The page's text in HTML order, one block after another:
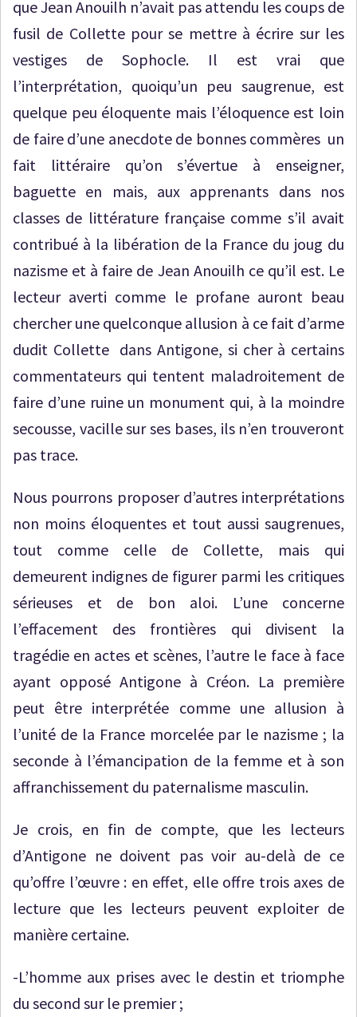
que Jean Anouilh n’avait pas attendu les coups de
fusil de Collette pour se mettre à écrire sur les
vestiges de Sophocle. Il est vrai que
l’interprétation, quoiqu’un peu saugrenue, est
quelque peu éloquente mais l’éloquence est loin
de faire d’une anecdote de bonnes commères un
fait littéraire qu’on s’évertue à enseigner,
baguette en mais, aux apprenants dans nos
classes de littérature française comme s’il avait
contribué à la libération de la France du joug du
nazisme et à faire de Jean Anouilh ce qu’il est. Le
lecteur averti comme le profane auront beau
chercher une quelconque allusion à ce fait d’arme
dudit Collette dans Antigone, si cher à certains
commentateurs qui tentent maladroitement de
faire d’une ruine un monument qui, à la moindre
secousse, vacille sur ses bases, ils n’en trouveront
pas trace.
Nous pourrons proposer d’autres interprétations
non moins éloquentes et tout aussi saugrenues,
tout comme celle de Collette, mais qui
demeurent indignes de figurer parmi les critiques
sérieuses et de bon aloi. L’une concerne
l’effacement des frontières qui divisent la
tragédie en actes et scènes, l’autre le face à face
ayant opposé Antigone à Créon. La première
peut être interprétée comme une allusion à
l’unité de la France morcelée par le nazisme ; la
seconde à l’émancipation de la femme et à son
affranchissement du paternalisme masculin.
Je crois, en fin de compte, que les lecteurs
d’Antigone ne doivent pas voir au-delà de ce
qu’offre l’œuvre : en effet, elle offre trois axes de
lecture que les lecteurs peuvent exploiter de
manière certaine.
-L’homme aux prises avec le destin et triomphe
du second sur le premier ;